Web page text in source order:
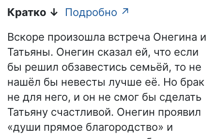
Кратко ↓
Подробно ↗
Вскоре произошла встреча Онегина и
Татьяны. Онегин сказал ей, что если
бы решил обзавестись семьёй, то не
нашёл бы невесты лучше её. Но брак
не для него, и он не смог бы сделать
Татьяну счастливой. Онегин проявил
«души прямое благородство» и